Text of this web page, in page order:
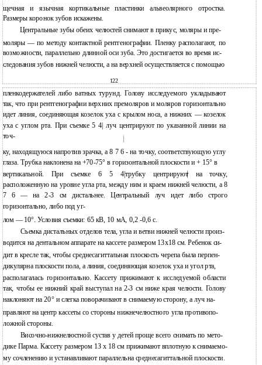
щечная и язычная кортикальные пластинки альвеолярного отростка.
Размеры коронок зубов искажены.
Центральные зубы обеих челюстей снимают в прикус, моляры и пре-
моляры — по методу контактной рентгенографии. Пленку располагают, по
возможности, параллельно длинной оси зуба. Это достигается во время ис-
следования зубов нижней челюсти, а на верхней осуществляется с помощью
122
пленкодержателей либо ватных турунд. Голову исследуемого укладывают
так, что при рентгенографии верхних премоляров и моляров горизонтально
идет линия, соединяющая козелок уха с крылом носа, а нижних — козелок
уха с углом рта. При съемке 5 4| луч центрируют по указанной линии на
точ-
ку, находящуюся напротив зрачка, а 8 7 6 - на точку, соответствующую углу
глаза. Трубка наклонена на +70-75° в горизонтальной плоскости и + 15° в
вертикальной. При съемке 6 5 4|трубку центрируют на точку,
расположенную на уровне угла рта, между ним и краем нижней челюсти, а 8
7 6 — на 2-3 см дистальнее. Центральный луч идет либо строго
горизонтально, либо под уг-
лом — 10°. Условия съемки: 65 кВ, 10 мА, 0,2 -0,6 с.
Съемка дисталъных отделов тела, угла и ветви нижней челюсти произ-
водится на дентальном аппарате на кассете размером 13x18 см. Ребенок си-
дит в кресле так, чтобы среднесагиттальная плоскость черепа была перпен-
дикулярна плоскости пола, а линия, соединяющая козелок уха и угол рта,
располагалась горизонтально. Кассету прижимают к исследуемой области
так, чтобы ее нижний край выступал на 2-3 см ниже края челюсти. Голову
наклоняют на 20° и слегка поворачивают в снимаемую сторону, а луч на-
правляют на центр кассеты со стороны нижнечелюстного угла противопо-
ложной стороны.
Височно-нижнелюстной сустав у детей проще всего снимать по мето-
дике Парма. Кассету размером 1З х 18 см прижимают вплотную к снимаемо-
му сочленению и устанавливают параллельна среднесагиттальной плоскости.